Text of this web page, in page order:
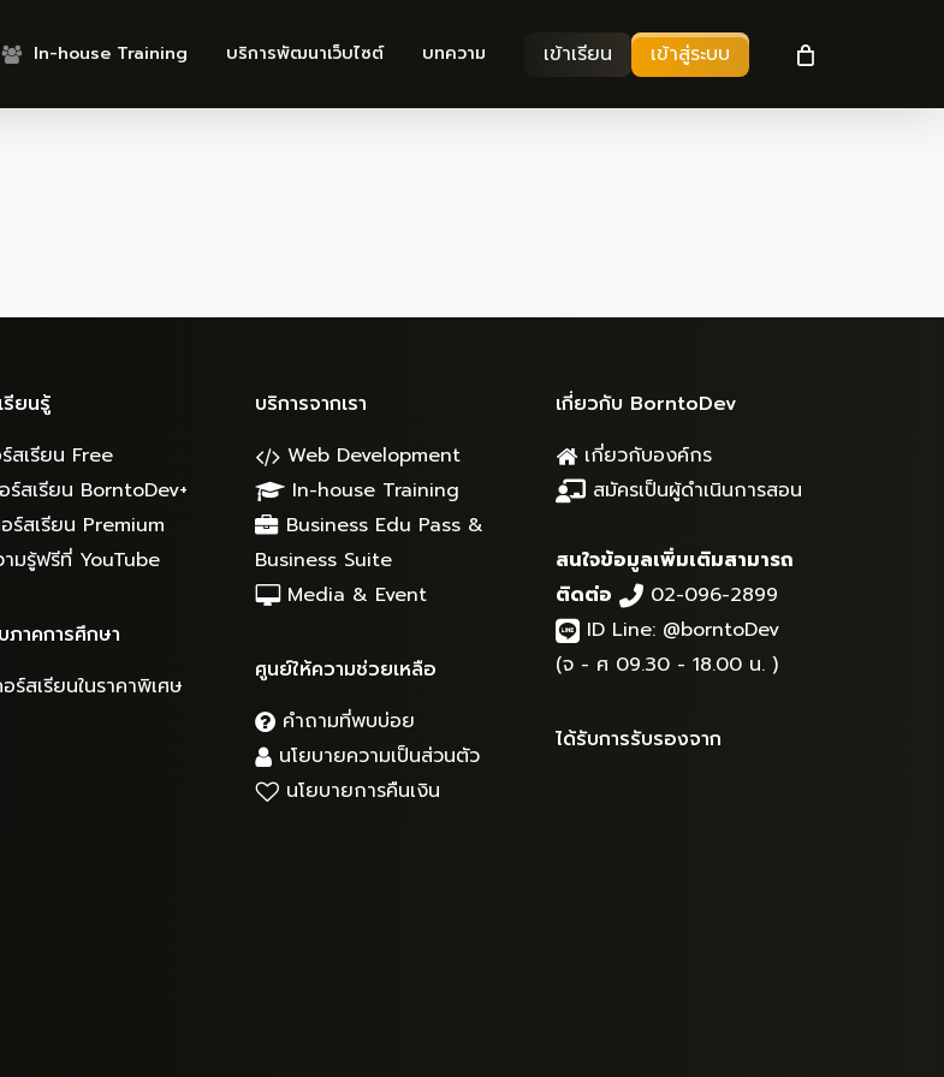
In-house Training บริการพัฒนาเว็บไซต์ บทความ เข้าเรียน เข้าสู่ระบบ
รียนรู้
สเรียน Free
สเรียน BorntoDev+
ร์สเรียน Premium
มรู้ฟรีที่ YouTube
ภาคการศึกษา
ร์สเรียนในราคาพิเศษ
บริการจากเรา
Web Development
In-house Training
Business Edu Pass &
Business Suite
Media & Event
ศูนย์ให้ความช่วยเหลือ
คำถามที่พบบ่อย
นโยบายความเป็นส่วนตัว
นโยบายการคืนเงิน
เกี่ยวกับ BorntoDev
เกี่ยวกับองค์กร
สมัครเป็นผู้ดำเนินการสอน
สนใจข้อมูลเพิ่มเติมสามารถ
ติดต่อ
02-096-2899
ID Line: @borntoDev
(จ - ศ 09.30 - 18.00 น. )
ได้รับการรับรองจาก